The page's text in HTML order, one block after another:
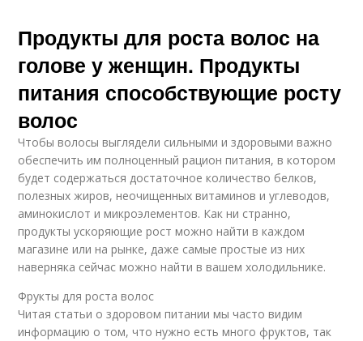
Продукты для роста волос на
голове у женщин. Продукты
питания способствующие росту
волос
Чтобы волосы выглядели сильными и здоровыми важно
обеспечить им полноценный рацион питания, в котором
будет содержаться достаточное количество белков,
полезных жиров, неочищенных витаминов и углеводов,
аминокислот и микроэлементов. Как ни странно,
продукты ускоряющие рост можно найти в каждом
магазине или на рынке, даже самые простые из них
наверняка сейчас можно найти в вашем холодильнике.
Фрукты для роста волос
Читая статьи о здоровом питании мы часто видим
информацию о том, что нужно есть много фруктов, так